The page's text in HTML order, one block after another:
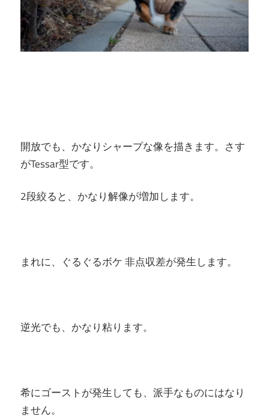
開放でも、かなりシャープな像を描きます。さす
がTessar型です。
2段絞ると、かなり解像が増加します。
まれに、ぐるぐるボケ 非点収差が発生します。
逆光でも、かなり粘ります。
希にゴーストが発生しても、派手なものにはなり
ません。